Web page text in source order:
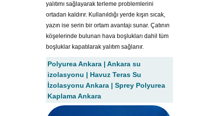
yalıtımı sağlayarak terleme problemlerini
ortadan kaldırır. Kullanıldığı yerde kışın sıcak,
yazın ise serin bir ortam avantajı sunar. Çatının
köşelerinde bulunan hava boşlukları dahil tüm
boşluklar kapatılarak yalıtım sağlanır.
Polyurea Ankara | Ankara su
izolasyonu | Havuz Teras Su
İzolasyonu Ankara | Sprey Polyurea
Kaplama Ankara